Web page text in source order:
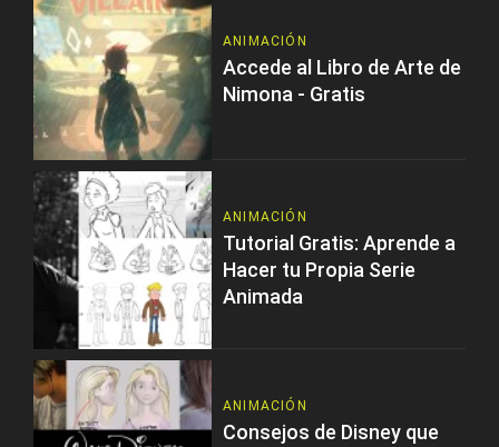
ANIMACIÓN
Accede al Libro de Arte de
Nimona - Gratis
ANIMACIÓN
Tutorial Gratis: Aprende a
Hacer tu Propia Serie
Animada
ANIMACIÓN
Consejos de Disney que